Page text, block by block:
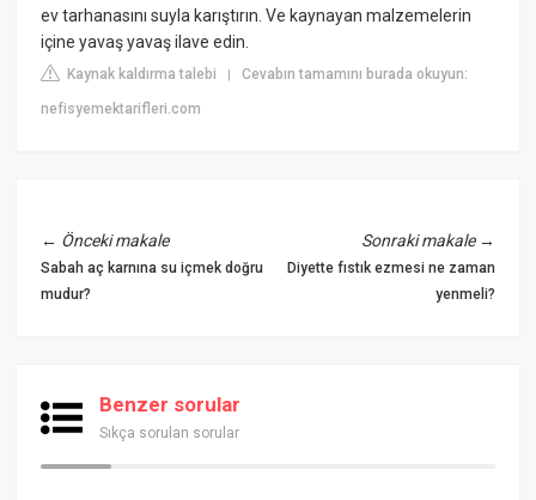
ev tarhanasını suyla karıştırın. Ve kaynayan malzemelerin
içine yavaş yavaş ilave edin.
Kaynak kaldırma talebi |Cevabın tamamını burada okuyun:
nefisyemektarifleri.com
← Önceki makale
Sabah aç karnına su içmek doğru
mudur?
Sonraki makale→
Diyette fıstık ezmesi ne zaman
yenmeli?
Benzer sorular
Sıkça sorulan sorular